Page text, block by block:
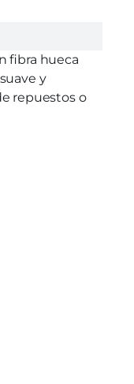
fibra hueca
y
repuestos o